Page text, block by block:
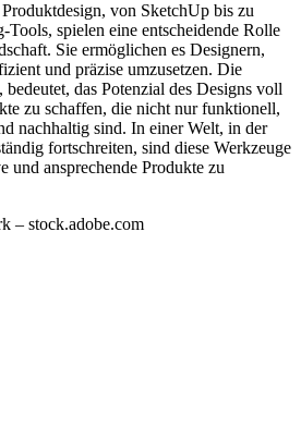
von SketchUp bis zu
spielen eine entscheidende Rolle
Sie ermöglichen es Designern,
und präzise umzusetzen. Die
das Potenzial des Designs voll
zu schaffen, die nicht nur funktionell,
nachhaltig sind. In einer Welt, in der
fortschreiten, sind diese Werkzeuge
und ansprechende Produkte zu
– stock.adobe.com